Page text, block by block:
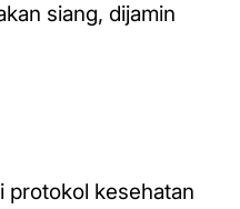
siang, dijamin
protokol kesehatan